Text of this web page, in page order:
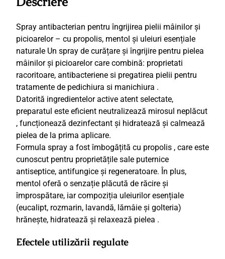
C
a
l
l
u
x
S
p
a
y
p
r
o
p
o
l
s
Spray antibacterian pentru îngrijirea pielii mâinilor și
picioarelor – cu propolis, mentol și uleiuri esențiale
naturale Un spray de curățare și îngrijire pentru pielea
mâinilor și picioarelor care combină: proprietati
racoritoare, antibacteriene si pregatirea pielii pentru
tratamente de pedichiura si manichiura .
Datorită ingredientelor active atent selectate,
preparatul este eficient neutralizează mirosul neplăcut
, funcționează dezinfectant şi hidratează și calmează
pielea de la prima aplicare.
Formula spray a fost îmbogățită cu propolis , care este
cunoscut pentru proprietățile sale puternice
antiseptice, antifungice și regeneratoare. În plus,
mentol oferă o senzație plăcută de răcire și
împrospătare, iar compoziția uleiurilor esențiale
(eucalipt, rozmarin, lavandă, lămâie și golteria)
hrănește, hidratează și relaxează pielea .
Efectele utilizării regulate